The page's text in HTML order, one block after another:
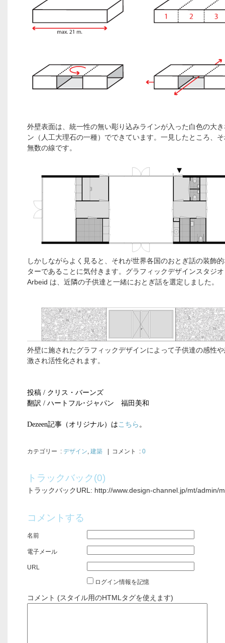
外壁表面は、統一性の無い彫り込みラインが入った白色の大
ン（人工大理石の一種）でできています。一見したところ、
無数の線です。
しかしながらよく見ると、それが世界各国のおとぎ話の装飾
ターであることに気付きます。グラフィックデザインスタジ
Arbeid は、近隣の子供達と一緒におとぎ話を選定しました。
外壁に施されたグラフィックデザインによって子供達の感性
激され活性化されます。
投稿 / クリス・バーンズ
翻訳 / ハートフル･ジャパン 福田美和
Dezeen記事（オリジナル）はこちら 。
カテゴリー : デザイン, 建築 | コメント : 0
トラックバック(0)
トラックバックURL: http://www.design-channel.jp/mt/admin/
コメントする
名前
電子メール
URL
ログイン情報を記憶
コメント (スタイル用のHTMLタグを使えます)